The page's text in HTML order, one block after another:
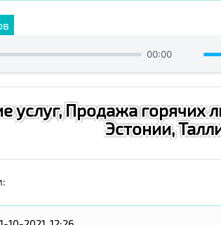
00:00
услуг, Продажа горячих
Эстонии,